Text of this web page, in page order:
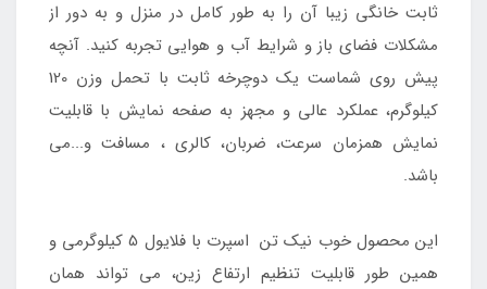
ثابت خانگی زیبا آن را به طور کامل در منزل و به دور از
مشکلات فضای باز و شرایط آب و هوایی تجربه کنید. آنچه
پیش روی شماست یک دوچرخه ثابت با تحمل وزن 120
کیلوگرم، عملکرد عالی و مجهز به صفحه نمایش با قابلیت
نمایش همزمان سرعت، ضربان، کالری ، مسافت و...می
باشد.
این محصول خوب نیک تن اسپرت با فلایول 5 کیلوگرمی و
همین طور قابلیت تنظیم ارتفاع زین، می تواند همان